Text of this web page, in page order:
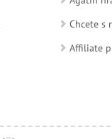
Chcete s
Affiliate